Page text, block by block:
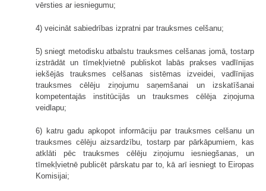
vērsties ar iesniegumu;
4) veicināt sabiedrības izpratni par trauksmes celšanu;
5) sniegt metodisku atbalstu trauksmes celšanas jomā, tostarp
izstrādāt un tīmekļvietnē publiskot labās prakses vadlīnijas
iekšējās trauksmes celšanas sistēmas izveidei, vadlīnijas
trauksmes cēlēju ziņojumu saņemšanai un izskatīšanai
kompetentajās institūcijās un trauksmes cēlēja ziņojuma
veidlapu;
6) katru gadu apkopot informāciju par trauksmes celšanu un
trauksmes cēlēju aizsardzību, tostarp par pārkāpumiem, kas
atklāti pēc trauksmes cēlēju ziņojumu iesniegšanas, un
tīmekļvietnē publicēt pārskatu par to, kā arī iesniegt to Eiropas
Komisijai;